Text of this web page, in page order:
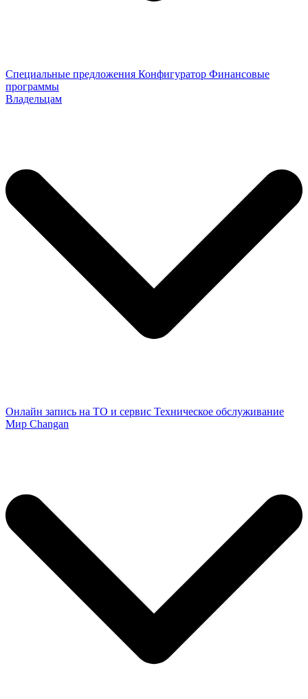
Специальные предложения Конфигуратор Финансовые
программы
Владельцам
Онлайн запись на ТО и сервис Техническое обслуживание
Мир Changan